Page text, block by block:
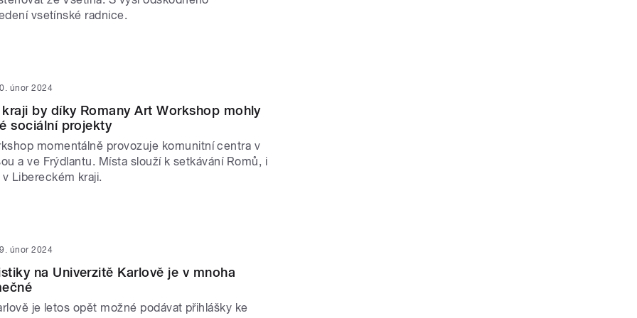
vsetínské radnice.
únor 2024
by díky Romany Art Workshop mohly
sociální projekty
momentálně provozuje komunitní centra v
a ve Frýdlantu. Místa slouží k setkávání Romů, i
Libereckém kraji.
únor 2024
na Univerzitě Karlově je v mnoha
je letos opět možné podávat přihlášky ke